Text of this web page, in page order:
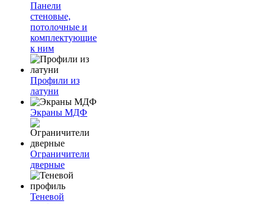
Панели
стеновые,
потолочные и
комплектующие
к ним
Профили из
латуни
Экраны МДФ
Ограничители
дверные
Теневой